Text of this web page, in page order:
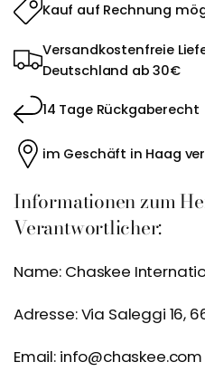
Kauf auf Rechnung
Versandkostenfreie
Deutschland ab 30€
14 Tage Rückgaberecht
im Geschäft in Haag
Informationen zum
Verantwortlicher:
Name: Chaskee
Adresse: Via Saleggi 16,
Email: info@chaskee.com